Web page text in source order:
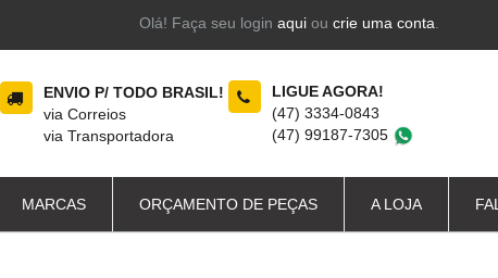
Olá! Faça seu login aquiou crie uma conta
ENVIO P/ TODO BRASIL!
via Correios
via Transportadora
LIGUE AGORA!
(47) 3334-0843
(47) 99187-7305
MARCAS ORÇAMENTO DE PEÇAS A LOJA